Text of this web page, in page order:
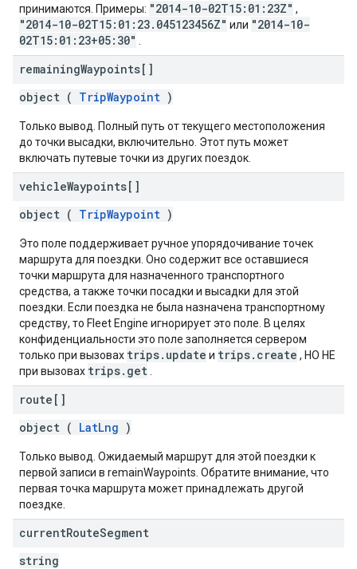
принимаются. Примеры: "2014-10-02T15:01:23Z" ,
"2014-10-02T15:01:23.045123456Z" или "2014-10-
02T15:01:23+05:30"
remainingWaypoints[]
object ( TripWaypoint )
Только вывод. Полный путь от текущего местоположения
до точки высадки, включительно. Этот путь может
включать путевые точки из других поездок.
vehicleWaypoints[]
object ( TripWaypoint )
Это поле поддерживает ручное упорядочивание точек
маршрута для поездки. Оно содержит все оставшиеся
точки маршрута для назначенного транспортного
средства, а также точки посадки и высадки для этой
поездки. Если поездка не была назначена транспортному
средству, то Fleet Engine игнорирует это поле. В целях
конфиденциальности это поле заполняется сервером
только при вызовах trips.update и trips.create , НО НЕ
при вызовах trips.get
route[]
object ( LatLng )
Только вывод. Ожидаемый маршрут для этой поездки к
первой записи в remainWaypoints. Обратите внимание, что
первая точка маршрута может принадлежать другой
поездке.
currentRouteSegment
string